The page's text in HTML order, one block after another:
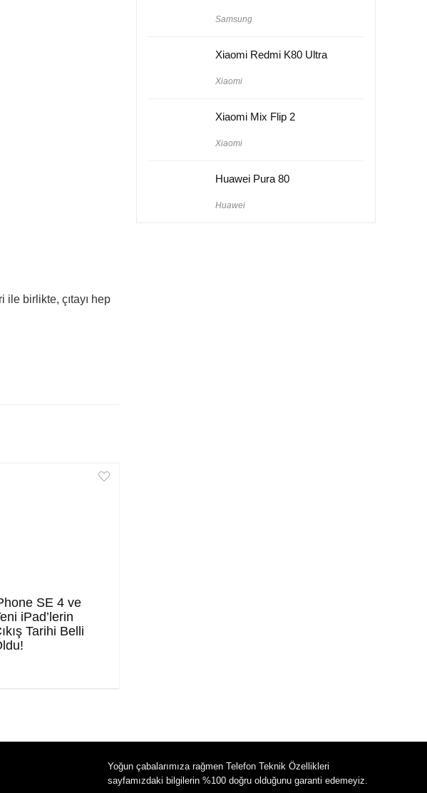
birlikte, çıtayı hep
SE 4 ve
iPad’lerin
Tarihi Belli
Samsung
Xiaomi Redmi K80 Ultra
Xiaomi
Xiaomi Mix Flip 2
Xiaomi
Huawei Pura 80
Huawei
Yoğun çabalarımıza rağmen Telefon Teknik Özellikleri
sayfamızdaki bilgilerin %100 doğru olduğunu garanti edemeyiz.